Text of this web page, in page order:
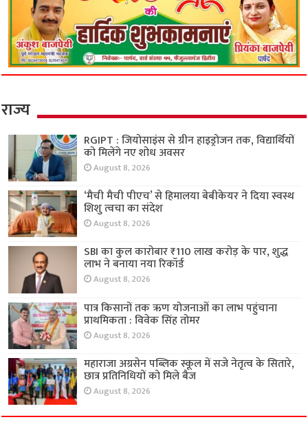
राज्य
RGIPT : जियोसाइंस से ग्रीन हाइड्रोजन तक, विद्यार्थियों
को मिलेंगे नए शोध अवसर
August 8, 2026
‘मैची मैची पीएच’ से हिमालया बेबीकेयर ने दिया स्वस्थ
शिशु त्वचा का संदेश
August 8, 2026
SBI का कुल कारोबार ₹110 लाख करोड़ के पार, शुद्ध
लाभ ने बनाया नया रिकॉर्ड
August 8, 2026
पात्र किसानों तक ऋण योजनाओं का लाभ पहुंचाना
प्राथमिकता : विवेक सिंह तोमर
August 8, 2026
महाराजा अग्रसेन पब्लिक स्कूल में सजे नेतृत्व के सितारे,
छात्र प्रतिनिधियों को मिले बैज
August 8, 2026